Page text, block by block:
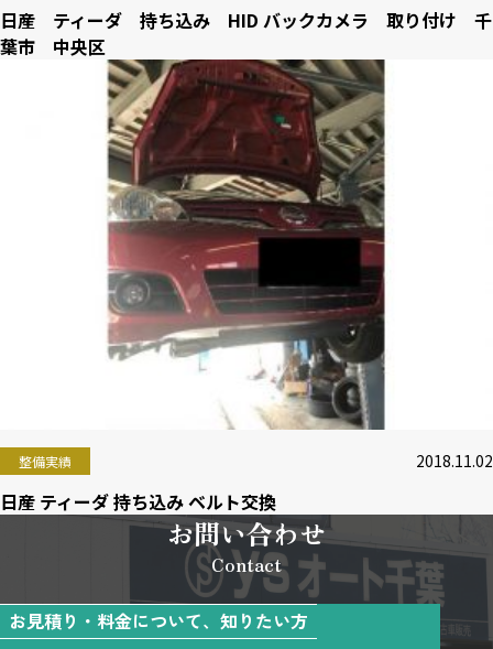
日産 ティーダ 持ち込み HID バックカメラ 取り付け 千
葉市 中央区
整備実績 2018.11.02
日産 ティーダ 持ち込み ベルト交換
お問い合わせ
Contact
お見積り・料金について、知りたい方